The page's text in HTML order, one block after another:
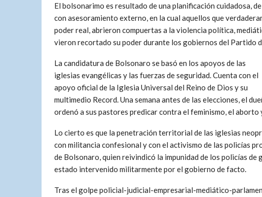
El bolsonarimo es resultado de una planificación cuidadosa,
con asesoramiento externo, en la cual aquellos que
poder real, abrieron compuertas a la violencia política,
vieron recortado su poder durante los gobiernos del Partido
La candidatura de Bolsonaro se basó en los apoyos de las
iglesias evangélicas y las fuerzas de seguridad. Cuenta con el
apoyo oficial de la Iglesia Universal del Reino de Dios y su
multimedio Record. Una semana antes de las elecciones, el
ordenó a sus pastores predicar contra el feminismo, el aborto
Lo cierto es que la penetración territorial de las iglesias
con militancia confesional y con el activismo de las policías
de Bolsonaro, quien reivindicó la impunidad de los policías
estado intervenido militarmente por el gobierno de facto.
Tras el golpe policial-judicial-empresarial-mediático-